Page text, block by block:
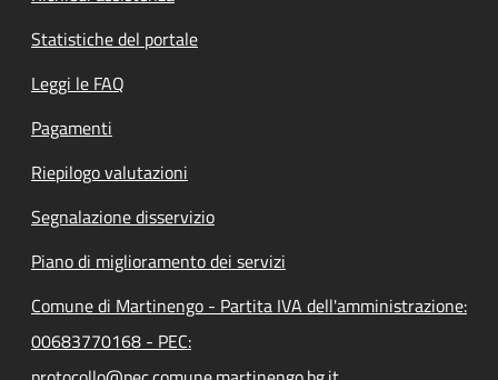
Statistiche del portale
Leggi le FAQ
Pagamenti
Riepilogo valutazioni
Segnalazione disservizio
Piano di miglioramento dei servizi
Comune di Martinengo - Partita IVA dell'amministrazione:
00683770168 - PEC: